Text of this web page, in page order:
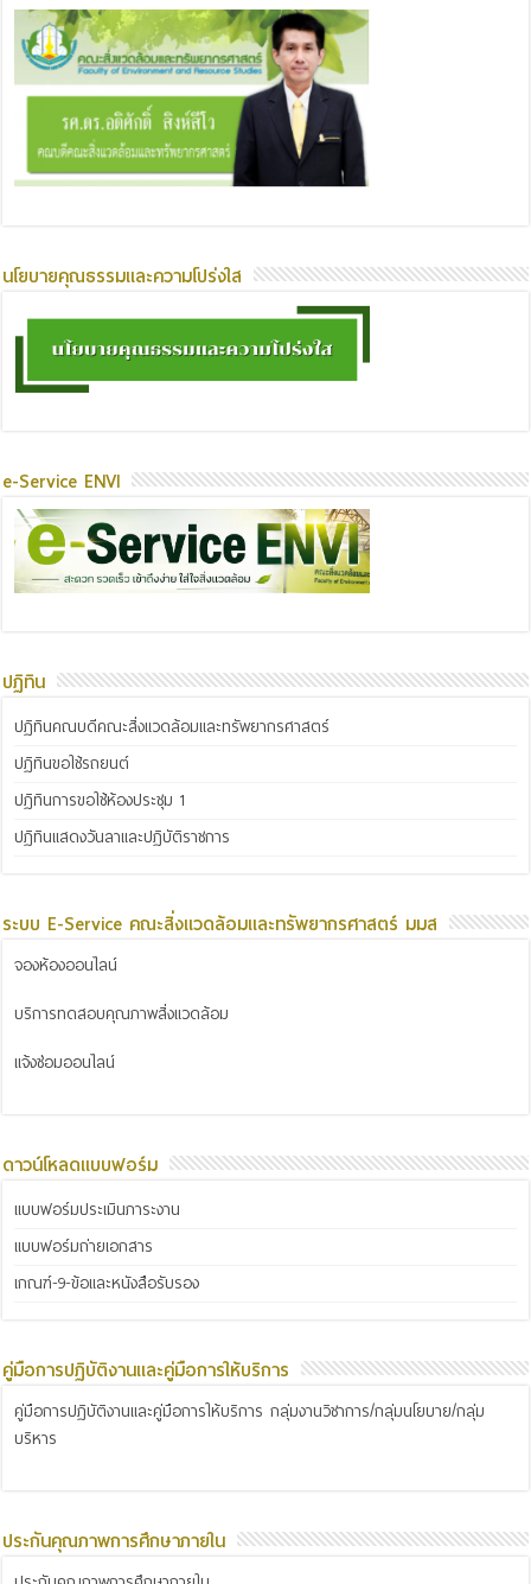
นโยบายคุณธรรมและความโปร่งใส
e-Service ENVI
ปฏิทิน
ปฏิทินคณบดีคณะสิ่งแวดล้อมและทรัพยากรศาสตร์
ปฏิทินขอใช้รถยนต์
ปฏิทินการขอใช้ห้องประชุม 1
ปฏิทินแสดงวันลาและปฏิบัติราชการ
ระบบ E-Service คณะสิ่งแวดล้อมและทรัพยากรศาสตร์ มมส
จองห้องออนไลน์
บริการทดสอบคุณภาพสิ่งแวดล้อม
แจ้งซ่อมออนไลน์
ดาวน์โหลดแบบฟอร์ม
แบบฟอร์มประเมินภาระงาน
แบบฟอร์มถ่ายเอกสาร
เกณฑ์-9-ข้อและหนังสือรับรอง
คู่มือการปฏิบัติงานและคู่มือการให้บริการ
คู่มือการปฏิบัติงานและคู่มือการให้บริการ กลุ่มงานวิชาการ/กลุ่มนโยบาย/กลุ่ม
บริหาร
ประกันคุณภาพการศึกษาภายใน